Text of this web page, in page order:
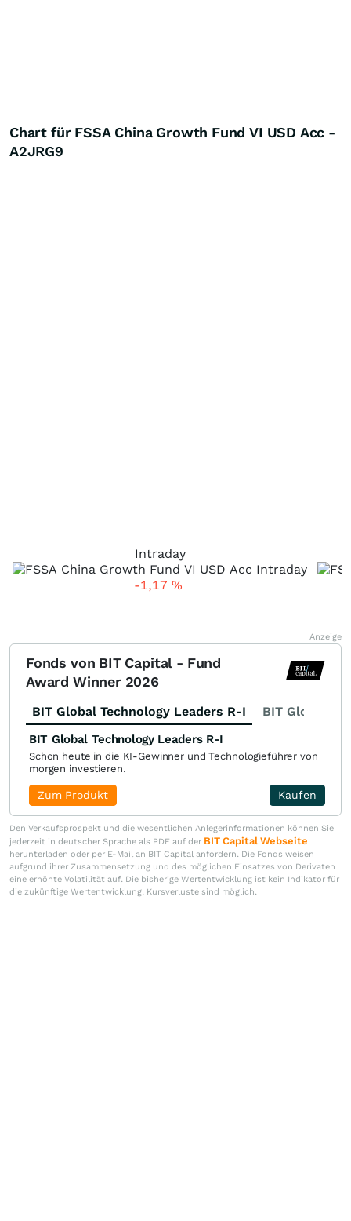
Chart für FSSA China Growth Fund VI USD Acc -
A2JRG9
Intraday
-1,17 %
Anzeige
Fonds von BIT Capital - Fund
Award Winner 2026
BIT Global Technology Leaders R-I BIT Global
BIT Global Technology Leaders R-I
Schon heute in die KI-Gewinner und Technologieführer von
morgen investieren.
Kaufen
Zum Produkt
Den Verkaufsprospekt und die wesentlichen Anlegerinformationen können Sie
jederzeit in deutscher Sprache als PDF auf der BIT Capital Webseite
herunterladen oder per E-Mail an BIT Capital anfordern. Die Fonds weisen
aufgrund ihrer Zusammensetzung und des möglichen Einsatzes von Derivaten
eine erhöhte Volatilität auf. Die bisherige Wertentwicklung ist kein Indikator für
die zukünftige Wertentwicklung. Kursverluste sind möglich.